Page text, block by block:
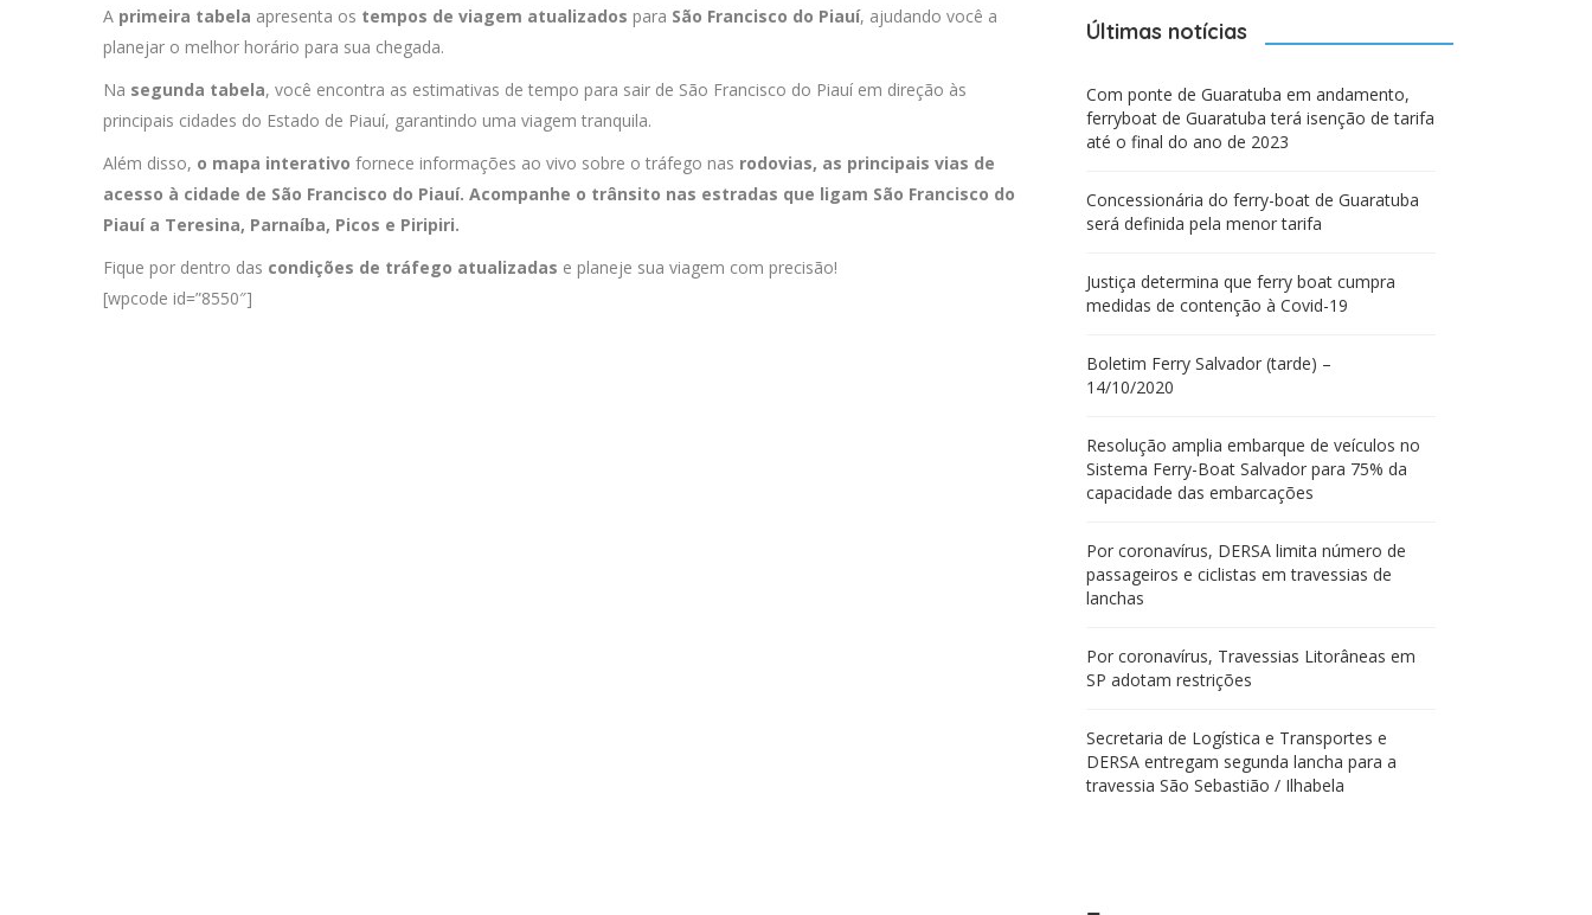
A primeira tabela apresenta os tempos de viagem atualizados para São Francisco do Piauí, ajudando você a
planejar o melhor horário para sua chegada.
Na segunda tabela, você encontra as estimativas de tempo para sair de São Francisco do Piauí em direção às
principais cidades do Estado de Piauí, garantindo uma viagem tranquila.
Além disso, o mapa interativo fornece informações ao vivo sobre o tráfego nas rodovias, as principais vias de
acesso à cidade de São Francisco do Piauí. Acompanhe o trânsito nas estradas que ligam São Francisco do
Piauí a Teresina, Parnaíba, Picos e Piripiri.
Fique por dentro das condições de tráfego atualizadas e planeje sua viagem com precisão!
[wpcode id=”8550″]
Últimas notícias
Com ponte de Guaratuba em andamento,
ferryboat de Guaratuba terá isenção de tarifa
até o final do ano de 2023
Concessionária do ferry-boat de Guaratuba
será definida pela menor tarifa
Justiça determina que ferry boat cumpra
medidas de contenção à Covid-19
Boletim Ferry Salvador (tarde) –
14/10/2020
Resolução amplia embarque de veículos no
Sistema Ferry-Boat Salvador para 75% da
capacidade das embarcações
Por coronavírus, DERSA limita número de
passageiros e ciclistas em travessias de
lanchas
Por coronavírus, Travessias Litorâneas em
SP adotam restrições
Secretaria de Logística e Transportes e
DERSA entregam segunda lancha para a
travessia São Sebastião / Ilhabela